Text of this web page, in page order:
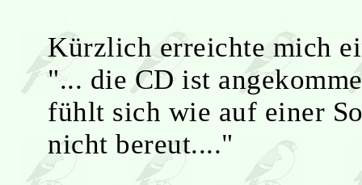
Kürzlich erreichte mich
"... die CD ist
fühlt sich wie auf einer
nicht bereut...."